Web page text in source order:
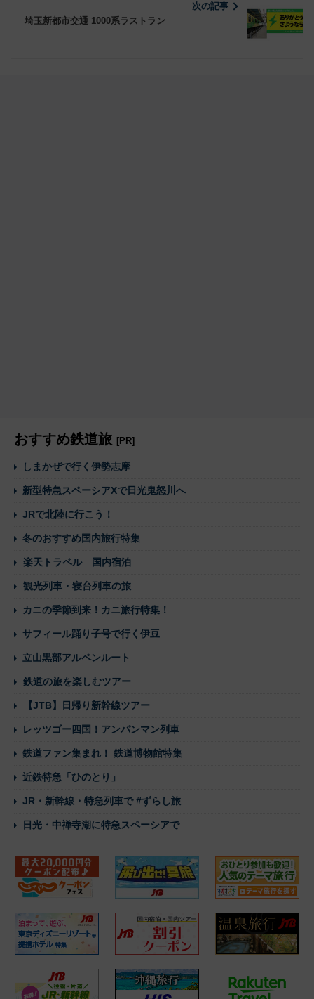
次の記事
埼玉新都市交通 1000系ラストラン
おすすめ鉄道旅 [PR]
しまかぜで行く伊勢志摩
新型特急スペーシアXで日光鬼怒川へ
JRで北陸に行こう！
冬のおすすめ国内旅行特集
楽天トラベル 国内宿泊
観光列車・寝台列車の旅
カニの季節到来！カニ旅行特集！
サフィール踊り子号で行く伊豆
立山黒部アルペンルート
鉄道の旅を楽しむツアー
【JTB】日帰り新幹線ツアー
レッツゴー四国！アンパンマン列車
鉄道ファン集まれ！ 鉄道博物館特集
近鉄特急「ひのとり」
JR・新幹線・特急列車で #ずらし旅
日光・中禅寺湖に特急スペーシアで